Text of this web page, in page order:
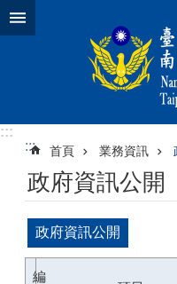
跳到主要內容區塊
:::
:::
首頁 業務資訊
政府資訊公開
政府資訊公開
編